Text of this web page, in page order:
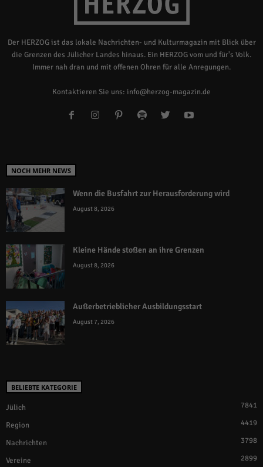
Der HERZOG ist das lokale Nachrichten- und Kulturmagazin mit Blick über
die Grenzen des Jülicher Landes hinaus. Ein HERZOG vom und für's Volk.
Immer nah dran und mit offenen Ohren für alle Anregungen.
Kontaktieren Sie uns: info@herzog-magazin.de
NOCH MEHR NEWS
Wenn die Busfahrt zur Herausforderung wird
August 8, 2026
Kleine Hände stoßen an ihre Grenzen
August 8, 2026
Außerbetrieblicher Ausbildungsstart
August 7, 2026
BELIEBTE KATEGORIE
Jülich 7841
Region 4419
Nachrichten 3798
Vereine 2899